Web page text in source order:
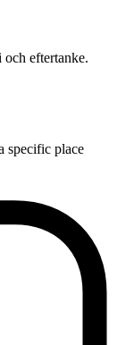
och eftertanke.
specific place